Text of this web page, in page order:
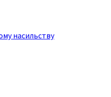
насильству